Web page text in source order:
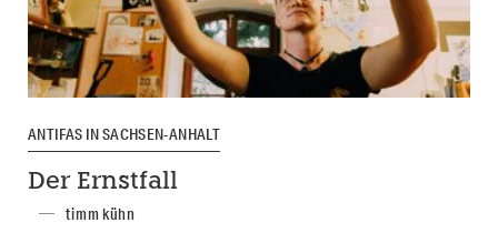
ANTIFAS IN SACHSEN-ANHALT
Der Ernstfall
timm kühn